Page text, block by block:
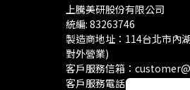
上騰美研股份有限公司
統編: 83263746
製造商地址：114台北市內
對外營業)
客戶服務信箱：
客戶服務電話：